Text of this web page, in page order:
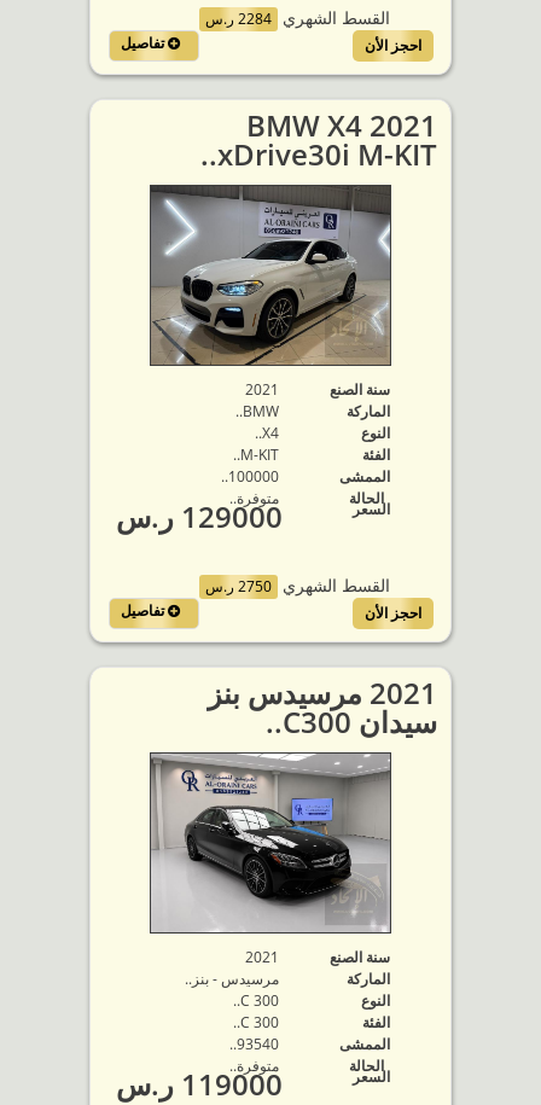
القسط الشهري 2284 ر.س
تفاصيل
احجز الأن
2021 BMW X4
xDrive30i M-KIT..
سنة الصنع
2021
الماركة
BMW..
النوع
X4..
الفئة
M-KIT..
الممشى
100000..
الحالة
متوفرة‬..
السعر 129000 ر.س
القسط الشهري 2750 ر.س
تفاصيل
احجز الأن
2021 مرسيدس بنز
سيدان C300..
سنة الصنع
2021
الماركة
مرسيدس - بنز..
النوع
C 300..
الفئة
C 300..
الممشى
93540..
الحالة
متوفرة‬..
السعر 119000 ر.س